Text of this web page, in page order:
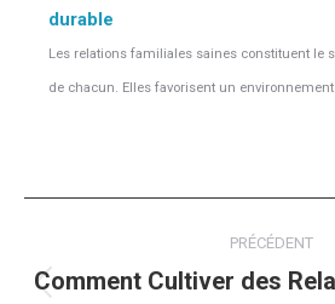
durable
Les relations familiales saines constituent le
de chacun. Elles favorisent un
article
PRÉCÉDENT
Article
Comment Cultiver des